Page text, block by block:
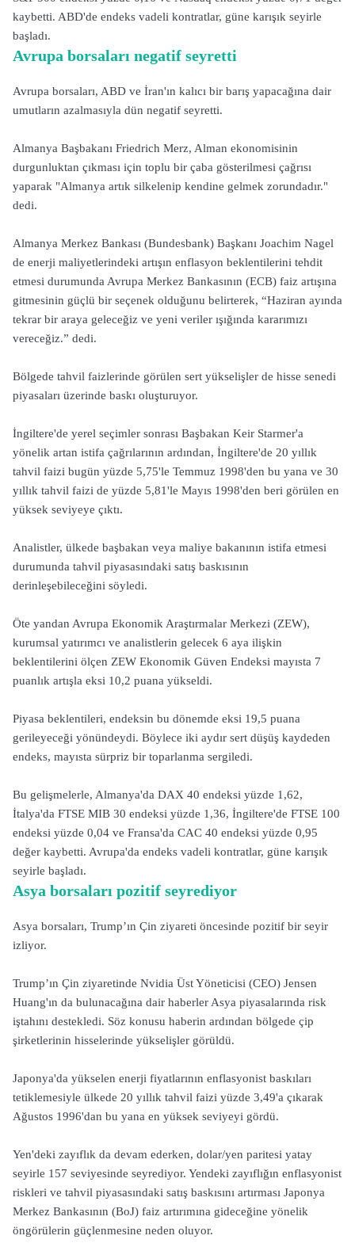
kaybetti. ABD'de endeks vadeli kontratlar, güne karışık seyirle
başladı.
Avrupa borsaları negatif seyretti
Avrupa borsaları, ABD ve İran'ın kalıcı bir barış yapacağına dair
umutların azalmasıyla dün negatif seyretti.
Almanya Başbakanı Friedrich Merz, Alman ekonomisinin
durgunluktan çıkması için toplu bir çaba gösterilmesi çağrısı
yaparak "Almanya artık silkelenip kendine gelmek zorundadır."
dedi.
Almanya Merkez Bankası (Bundesbank) Başkanı Joachim Nagel
de enerji maliyetlerindeki artışın enflasyon beklentilerini tehdit
etmesi durumunda Avrupa Merkez Bankasının (ECB) faiz artışına
gitmesinin güçlü bir seçenek olduğunu belirterek, “Haziran ayında
tekrar bir araya geleceğiz ve yeni veriler ışığında kararımızı
vereceğiz.” dedi.
Bölgede tahvil faizlerinde görülen sert yükselişler de hisse senedi
piyasaları üzerinde baskı oluşturuyor.
İngiltere'de yerel seçimler sonrası Başbakan Keir Starmer'a
yönelik artan istifa çağrılarının ardından, İngiltere'de 20 yıllık
tahvil faizi bugün yüzde 5,75'le Temmuz 1998'den bu yana ve 30
yıllık tahvil faizi de yüzde 5,81'le Mayıs 1998'den beri görülen en
yüksek seviyeye çıktı.
Analistler, ülkede başbakan veya maliye bakanının istifa etmesi
durumunda tahvil piyasasındaki satış baskısının
derinleşebileceğini söyledi.
Öte yandan Avrupa Ekonomik Araştırmalar Merkezi (ZEW),
kurumsal yatırımcı ve analistlerin gelecek 6 aya ilişkin
beklentilerini ölçen ZEW Ekonomik Güven Endeksi mayısta 7
puanlık artışla eksi 10,2 puana yükseldi.
Piyasa beklentileri, endeksin bu dönemde eksi 19,5 puana
gerileyeceği yönündeydi. Böylece iki aydır sert düşüş kaydeden
endeks, mayısta sürpriz bir toparlanma sergiledi.
Bu gelişmelerle, Almanya'da DAX 40 endeksi yüzde 1,62,
İtalya'da FTSE MIB 30 endeksi yüzde 1,36, İngiltere'de FTSE 100
endeksi yüzde 0,04 ve Fransa'da CAC 40 endeksi yüzde 0,95
değer kaybetti. Avrupa'da endeks vadeli kontratlar, güne karışık
seyirle başladı.
Asya borsaları pozitif seyrediyor
Asya borsaları, Trump’ın Çin ziyareti öncesinde pozitif bir seyir
izliyor.
Trump’ın Çin ziyaretinde Nvidia Üst Yöneticisi (CEO) Jensen
Huang'ın da bulunacağına dair haberler Asya piyasalarında risk
iştahını destekledi. Söz konusu haberin ardından bölgede çip
şirketlerinin hisselerinde yükselişler görüldü.
Japonya'da yükselen enerji fiyatlarının enflasyonist baskıları
tetiklemesiyle ülkede 20 yıllık tahvil faizi yüzde 3,49'a çıkarak
Ağustos 1996'dan bu yana en yüksek seviyeyi gördü.
Yen'deki zayıflık da devam ederken, dolar/yen paritesi yatay
seyirle 157 seviyesinde seyrediyor. Yendeki zayıflığın enflasyonist
riskleri ve tahvil piyasasındaki satış baskısını artırması Japonya
Merkez Bankasının (BoJ) faiz artırımına gideceğine yönelik
öngörülerin güçlenmesine neden oluyor.